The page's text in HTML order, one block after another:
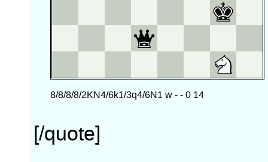
[/quote]